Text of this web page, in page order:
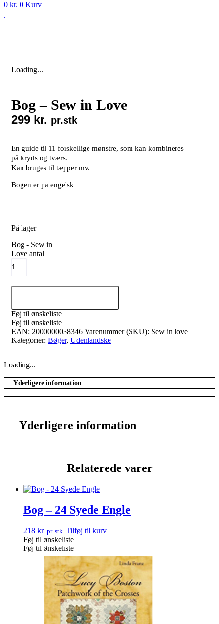
0 kr. 0 Kurv
Loading...
Bog – Sew in Love
299 kr. pr.stk
En guide til 11 forskellige mønstre, som kan kombineres
på kryds og tværs.
Kan bruges til tæpper mv.
Bogen er på engelsk
På lager
Bog - Sew in
Love antal
Føj til ønskeliste
Føj til ønskeliste
EAN: 2000000038346 Varenummer (SKU): Sew in love
Kategorier: Bøger, Udenlandske
Loading...
Yderligere information
Yderligere information
Relaterede varer
Bog – 24 Syede Engle
218 kr. pr. stk. Tilføj til kurv
Føj til ønskeliste
Føj til ønskeliste